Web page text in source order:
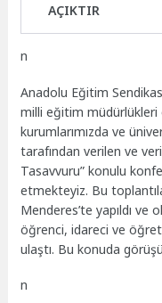
AÇIKTIR
n
Anadolu Eğitim
milli eğitim
kurumlarımızda ve
tarafından verilen ve
Tasavvuru” konulu
etmekteyiz. Bu
Menderes’te yapıldı
öğrenci, idareci ve
ulaştı. Bu konuda
n